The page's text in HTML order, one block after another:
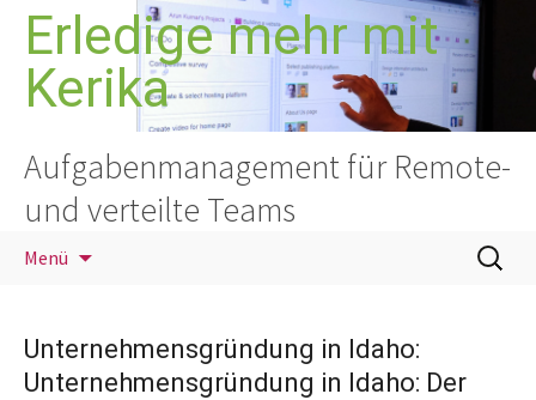
Zum
Inhalt
springen
Erledige mehr mit
Kerika
Aufgabenmanagement für Remote-
und verteilte Teams
Menü
Suchen
nach:
Unternehmensgründung in Idaho:
Unternehmensgründung in Idaho: Der